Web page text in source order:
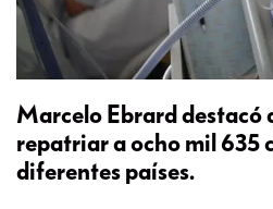
Marcelo Ebrard destacó
repatriar a ocho mil 635
diferentes países.